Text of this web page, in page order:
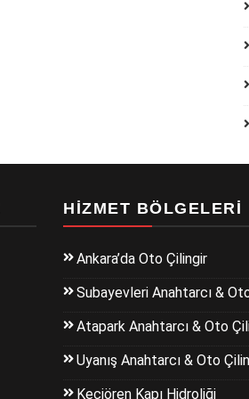
HIZMET BÖLGELERI
Ankara’da Oto Çilingir
Subayevleri Anahtarcı &
Atapark Anahtarcı & Oto
Uyanış Anahtarcı & Oto
Keçiören Kapı Hidroliği